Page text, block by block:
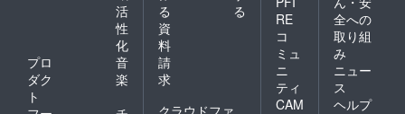
活
性
化
プロ
ダク
ト
音
楽
る
る
資
料
請
求
クラウドファ
RE
コ
ミュ
ニ
ティ
CAM
全への
取り組
み
ニュー
ス
ヘルプ